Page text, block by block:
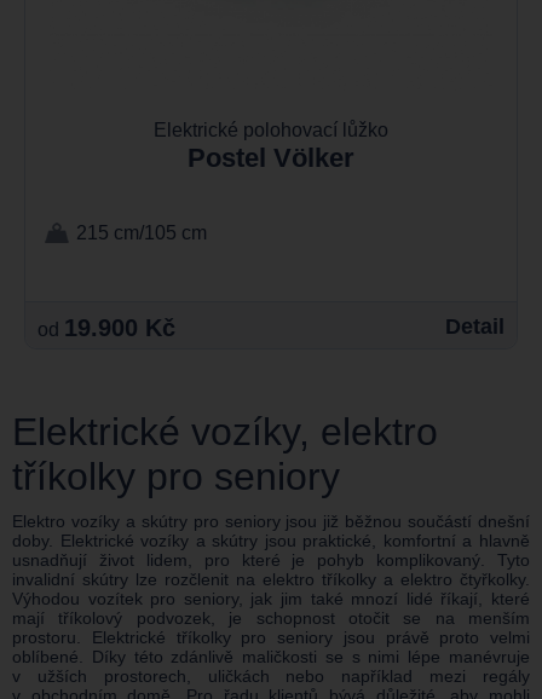
Elektrické polohovací lůžko
Postel Völker
215 cm/105 cm
od 19.900 Kč Detail
Elektrické vozíky, elektro
tříkolky pro seniory
Elektro vozíky a skútry pro seniory jsou již běžnou součástí dnešní
doby. Elektrické vozíky a skútry jsou praktické, komfortní a hlavně
usnadňují život lidem, pro které je pohyb komplikovaný. Tyto
invalidní skútry lze rozčlenit na elektro tříkolky a elektro čtyřkolky.
Výhodou vozítek pro seniory, jak jim také mnozí lidé říkají, které
mají tříkolový podvozek, je schopnost otočit se na menším
prostoru. Elektrické tříkolky pro seniory jsou právě proto velmi
oblíbené. Díky této zdánlivě maličkosti se s nimi lépe manévruje
v užších prostorech, uličkách nebo například mezi regály
v obchodním domě. Pro řadu klientů bývá důležité, aby mohli